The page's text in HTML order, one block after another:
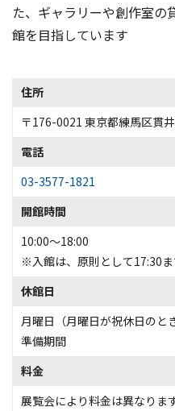
た、ギャラリーや創作室の
館を目指しています
住所
〒176-0021 東京都練馬区貫
電話
03-3577-1821
開館時間
10:00～18:00
※入館は、原則として17:30
休館日
月曜日（月曜日が祝休日のと
準備期間
料金
展覧会により料金は異なりま